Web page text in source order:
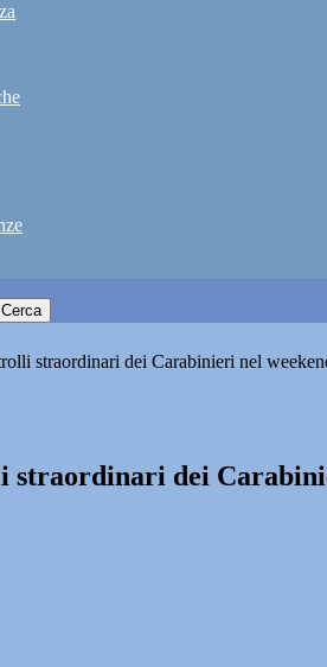
straordinari dei Carabinieri nel
straordinari dei